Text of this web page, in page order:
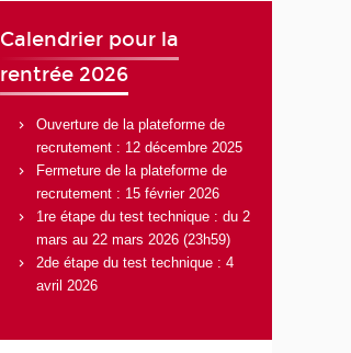
Calendrier pour la
rentrée 2026
Ouverture de la plateforme de
recrutement : 12 décembre 2025
Fermeture de la plateforme de
recrutement : 15 février 2026
1re étape du test technique : du 2
mars au 22 mars 2026 (23h59)
2de étape du test technique : 4
avril 2026